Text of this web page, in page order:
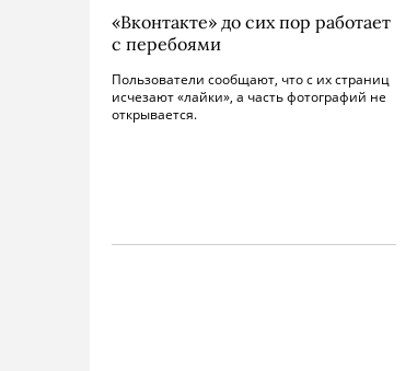
«Вконтакте» до сих пор работает
с перебоями
Пользователи сообщают, что с их страниц
исчезают «лайки», а часть фотографий не
открывается.